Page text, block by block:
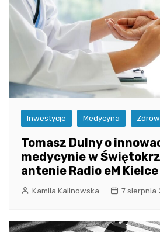
Inwestycje Medycyna
Tomasz Dulny o
medycynie w
antenie Radio eM Kielce
Kamila Kalinowska 7 sierpnia